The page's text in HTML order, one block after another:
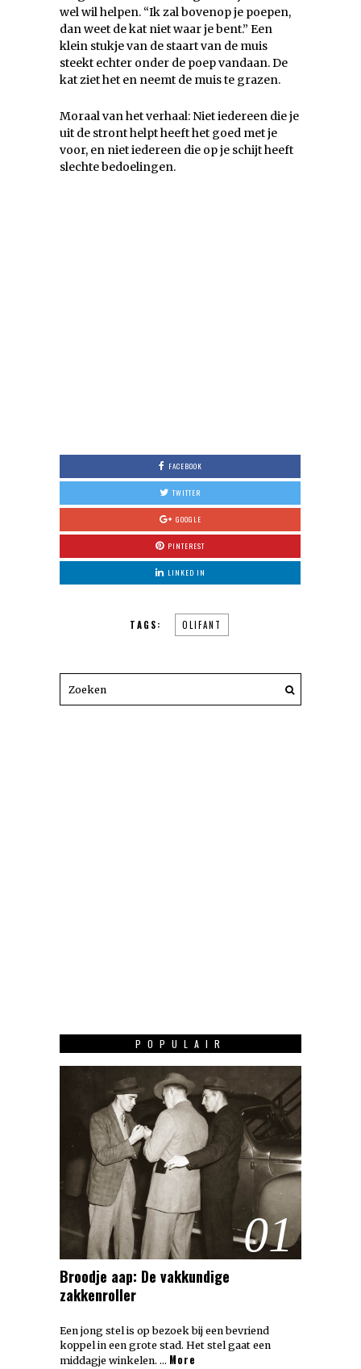
wel wil helpen. “Ik zal bovenop je poepen,
dan weet de kat niet waar je bent.” Een
klein stukje van de staart van de muis
steekt echter onder de poep vandaan. De
kat ziet het en neemt de muis te grazen.
Moraal van het verhaal: Niet iedereen die je
uit de stront helpt heeft het goed met je
voor, en niet iedereen die op je schijt heeft
slechte bedoelingen.
FACEBOOK
TWITTER
GOOGLE
PINTEREST
LINKED IN
TAGS: OLIFANT
POPULAIR
01
Broodje aap: De vakkundige
zakkenroller
Een jong stel is op bezoek bij een bevriend
koppel in een grote stad. Het stel gaat een
middagje winkelen. … More